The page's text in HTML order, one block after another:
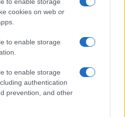
cookies on web or
to enable storage
to enable storage
authentication
prevention, and other
2000: Η
Hunley, ενός